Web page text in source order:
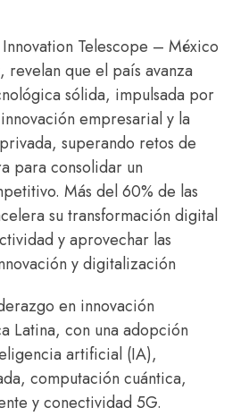
Telescope – México
que el país avanza
sólida, impulsada por
empresarial y la
superando retos de
para consolidar un
Más del 60% de las
su transformación digital
y aprovechar las
y digitalización
en innovación
Latina, con una adopción
artificial (IA),
computación cuántica,
y conectividad 5G.